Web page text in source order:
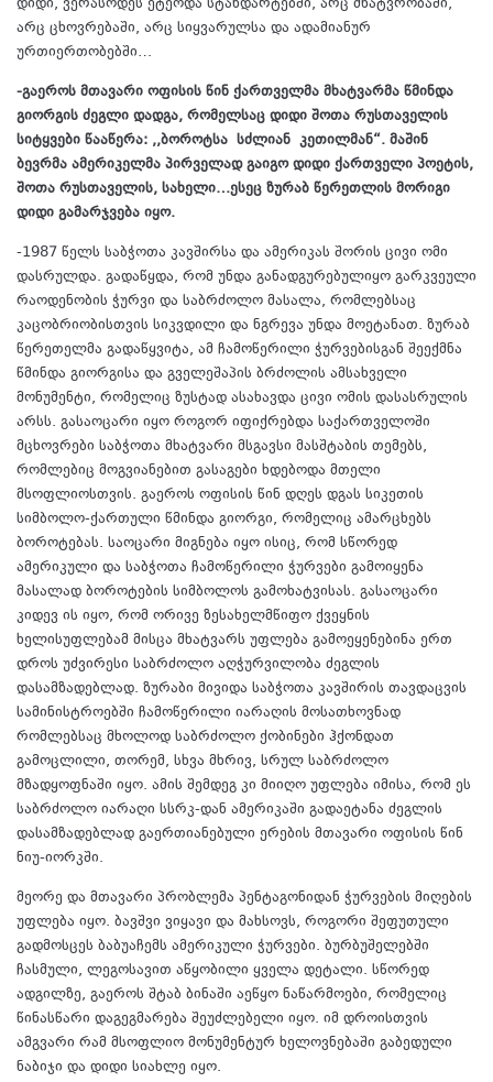
დიდი, ვერასოდეს ეტეოდა სტანდარტებში, არც მხატვრობაში,
არც ცხოვრებაში, არც სიყვარულსა და ადამიანურ
ურთიერთობებში…
-გაეროს მთავარი ოფისის წინ ქართველმა მხატვარმა წმინდა
გიორგის ძეგლი დადგა, რომელსაც დიდი შოთა რუსთაველის
სიტყვები წააწერა: ,,ბოროტსა სძლიან კეთილმან“. მაშინ
ბევრმა ამერიკელმა პირველად გაიგო დიდი ქართველი პოეტის,
შოთა რუსთაველის, სახელი…ესეც ზურაბ წერეთლის მორიგი
დიდი გამარჯვება იყო.
-1987 წელს საბჭოთა კავშირსა და ამერიკას შორის ცივი ომი
დასრულდა. გადაწყდა, რომ უნდა განადგურებულიყო გარკვეული
რაოდენობის ჭურვი და საბრძოლო მასალა, რომლებსაც
კაცობრიობისთვის სიკვდილი და ნგრევა უნდა მოეტანათ. ზურაბ
წერეთელმა გადაწყვიტა, ამ ჩამოწერილი ჭურვებისგან შეექმნა
წმინდა გიორგისა და გველეშაპის ბრძოლის ამსახველი
მონუმენტი, რომელიც ზუსტად ასახავდა ცივი ომის დასასრულის
არსს. გასაოცარი იყო როგორ იფიქრებდა საქართველოში
მცხოვრები საბჭოთა მხატვარი მსგავსი მასშტაბის თემებს,
რომლებიც მოგვიანებით გასაგები ხდებოდა მთელი
მსოფლიოსთვის. გაეროს ოფისის წინ დღეს დგას სიკეთის
სიმბოლო-ქართული წმინდა გიორგი, რომელიც ამარცხებს
ბოროტებას. საოცარი მიგნება იყო ისიც, რომ სწორედ
ამერიკული და საბჭოთა ჩამოწერილი ჭურვები გამოიყენა
მასალად ბოროტების სიმბოლოს გამოხატვისას. გასაოცარი
კიდევ ის იყო, რომ ორივე ზესახელმწიფო ქვეყნის
ხელისუფლებამ მისცა მხატვარს უფლება გამოეყენებინა ერთ
დროს უძვირესი საბრძოლო აღჭურვილობა ძეგლის
დასამზადებლად. ზურაბი მივიდა საბჭოთა კავშირის თავდაცვის
სამინისტროებში ჩამოწერილი იარაღის მოსათხოვნად
რომლებსაც მხოლოდ საბრძოლო ქობინები ჰქონდათ
გამოცლილი, თორემ, სხვა მხრივ, სრულ საბრძოლო
მზადყოფნაში იყო. ამის შემდეგ კი მიიღო უფლება იმისა, რომ ეს
საბრძოლო იარაღი სსრკ-დან ამერიკაში გადაეტანა ძეგლის
დასამზადებლად გაერთიანებული ერების მთავარი ოფისის წინ
ნიუ-იორკში.
მეორე და მთავარი პრობლემა პენტაგონიდან ჭურვების მიღების
უფლება იყო. ბავშვი ვიყავი და მახსოვს, როგორი შეფუთული
გადმოსცეს ბაბუაჩემს ამერიკული ჭურვები. ბურბუშელებში
ჩასმული, ლეგოსავით აწყობილი ყველა დეტალი. სწორედ
ადგილზე, გაეროს შტაბ ბინაში აეწყო ნაწარმოები, რომელიც
წინასწარი დაგეგმარება შეუძლებელი იყო. იმ დროისთვის
ამგვარი რამ მსოფლიო მონუმენტურ ხელოვნებაში გაბედული
ნაბიჯი და დიდი სიახლე იყო.